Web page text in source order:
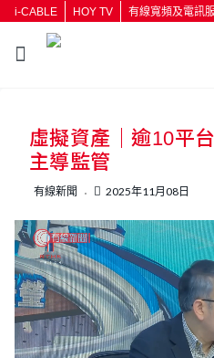
i-CABLE HOY TV 有線寬頻及電訊
按輸入鍵
虛擬資產｜逾10平
主導監管
有線新聞 2025年11月08日